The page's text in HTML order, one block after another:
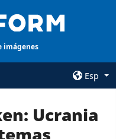
imágenes
Esp
AGENCIA
Ucrania